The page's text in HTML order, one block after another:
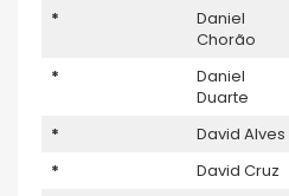
*
Daniel
Chorão
*
Daniel
Duarte
* David Alves
*
David Cruz